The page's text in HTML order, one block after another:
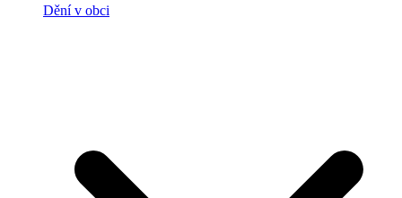
Dění v obci